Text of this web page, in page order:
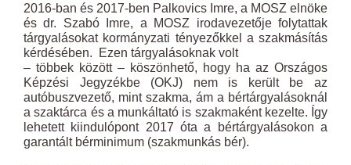
2016-ban és 2017-ben Palkovics Imre, a MOSZ elnöke
és dr. Szabó Imre, a MOSZ irodavezetője folytattak
tárgyalásokat kormányzati tényezőkkel a szakmásítás
kérdésében. Ezen tárgyalásoknak volt
– többek között – köszönhető, hogy ha az Országos
Képzési Jegyzékbe (OKJ) nem is került be az
autóbuszvezető, mint szakma, ám a bértárgyalásoknál
a szaktárca és a munkáltató is szakmaként kezelte. Így
lehetett kiindulópont 2017 óta a bértárgyalásokon a
garantált bérminimum (szakmunkás bér).